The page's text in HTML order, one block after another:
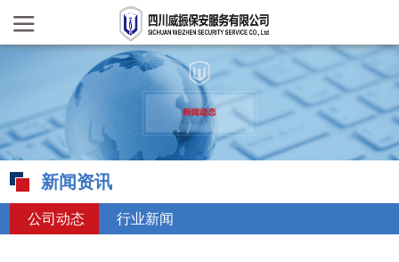
新闻资讯
公司动态 行业新闻